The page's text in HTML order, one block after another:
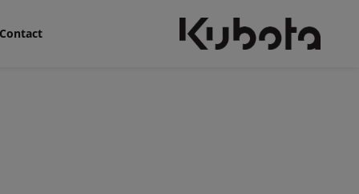
Contact